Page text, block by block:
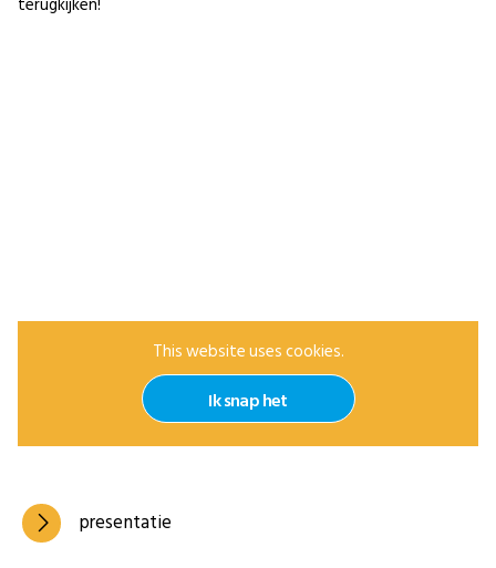
This website uses cookies.
Ik snap het
presentatie